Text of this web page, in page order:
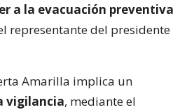
a la evacuación preventiva
representante del presidente
Amarilla implica un
vigilancia, mediante el